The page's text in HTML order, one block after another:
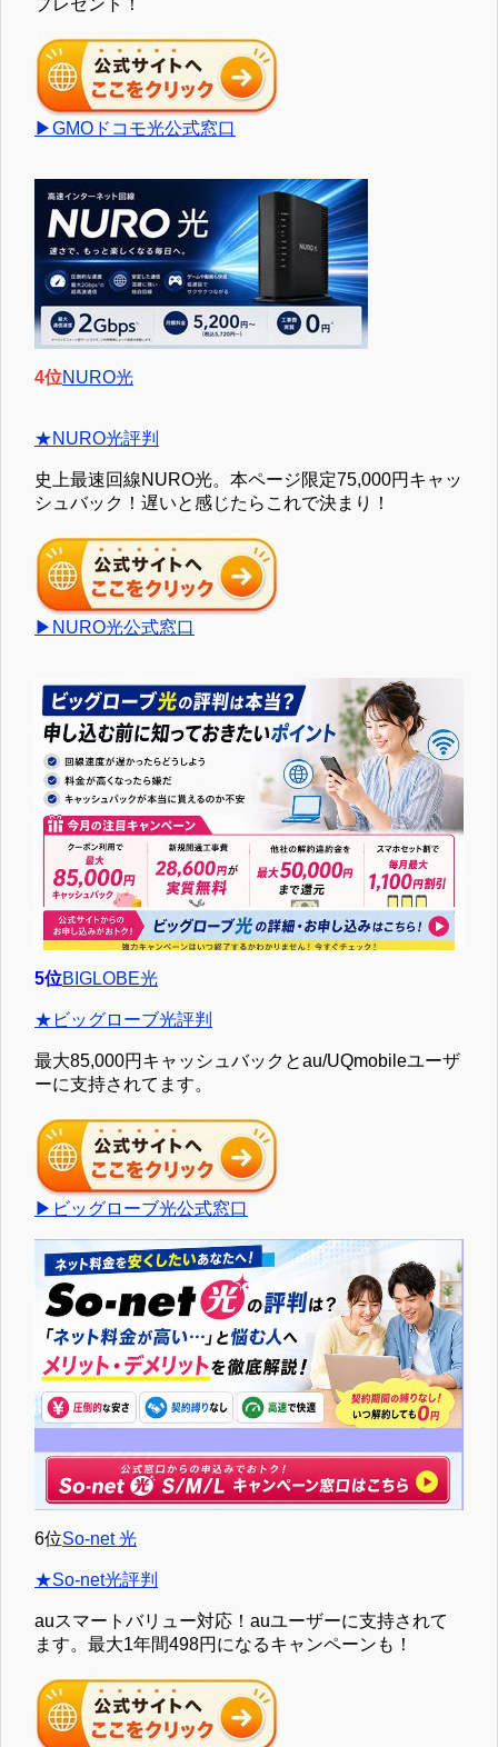
プレゼント！
▶GMOドコモ光公式窓口
4位NURO光
★NURO光評判
史上最速回線NURO光。本ページ限定75,000円キャッ
シュバック！遅いと感じたらこれで決まり！
▶NURO光公式窓口
5位BIGLOBE光
★ビッグローブ光評判
最大85,000円キャッシュバックとau/UQmobileユーザ
ーに支持されてます。
▶ビッグローブ光公式窓口
6位So-net 光
★So-net光評判
auスマートバリュー対応！auユーザーに支持されて
ます。最大1年間498円になるキャンペーンも！